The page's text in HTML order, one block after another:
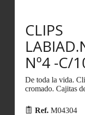
CLIPS
Nº4 -C/
De toda la vida.
cromado. Cajitas
Ref. M04304